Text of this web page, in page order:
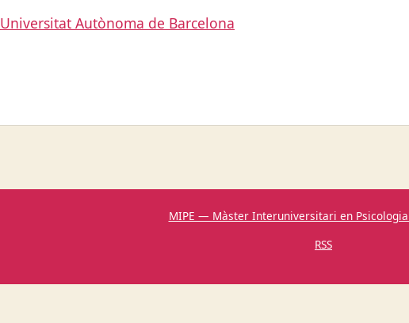
Universitat Autònoma de Barcelona
MIPE — Màster Interuniversitari en
RSS